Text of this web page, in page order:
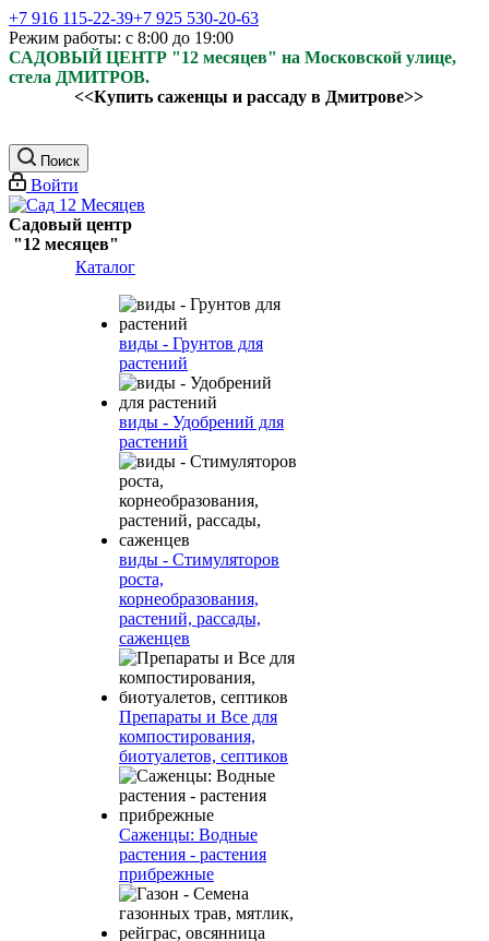
+7 916 115-22-39+7 925 530-20-63
Режим работы: с 8:00 до 19:00
САДОВЫЙ ЦЕНТР "12 месяцев" на Московской улице,
стела ДМИТРОВ.
<<Купить саженцы и рассаду в Дмитрове>>
Поиск
Войти
Садовый центр
"12 месяцев"
Каталог
виды - Грунтов для
растений
виды - Удобрений для
растений
виды - Стимуляторов
роста,
корнеобразования,
растений, рассады,
саженцев
Препараты и Все для
компостирования,
биотуалетов, септиков
Саженцы: Водные
растения - растения
прибрежные